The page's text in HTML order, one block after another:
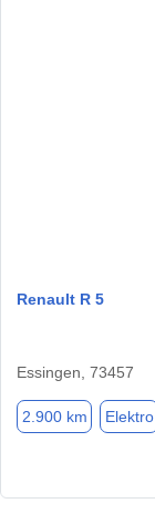
Renault R 5
Essingen, 73457
2.900 km Elektro